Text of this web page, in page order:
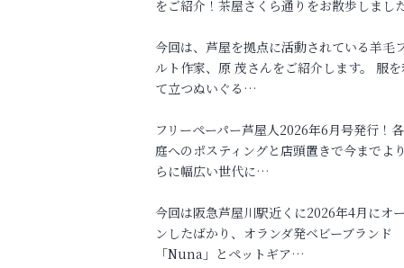
をご紹介！茶屋さくら通りをお散歩しまし
今回は、芦屋を拠点に活動されている羊毛
ルト作家、原 茂さんをご紹介します。 服を
て立つぬいぐる…
フリーペーパー芦屋人2026年6月号発行！
庭へのポスティングと店頭置きで今までよ
らに幅広い世代に…
今回は阪急芦屋川駅近くに2026年4月にオ
ンしたばかり、オランダ発ベビーブランド
「Nuna」とペットギア…